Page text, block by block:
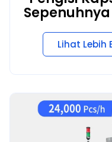
Lihat Lebih